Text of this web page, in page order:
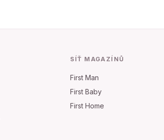
SÍŤ MAGAZÍNŮ
First Man
First Baby
First Home